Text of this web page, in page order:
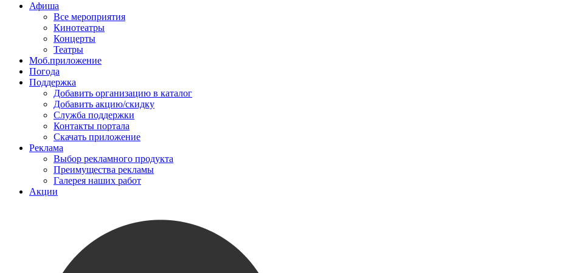
Афиша
Все мероприятия
Кинотеатры
Концерты
Театры
Моб.приложение
Погода
Поддержка
Добавить организацию в каталог
Добавить акцию/скидку
Служба поддержки
Контакты портала
Скачать приложение
Реклама
Выбор рекламного продукта
Преимущества рекламы
Галерея наших работ
Акции